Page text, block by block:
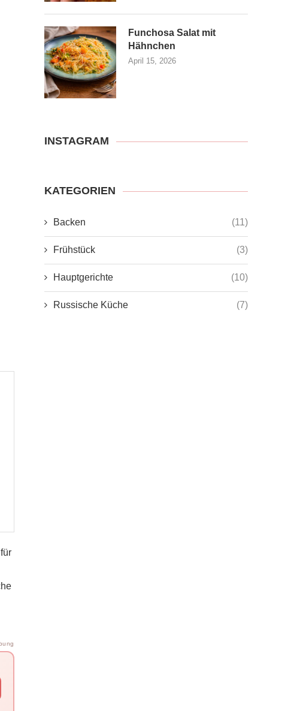
Funchosa Salat mit
Hähnchen
April 15, 2026
INSTAGRAM
KATEGORIEN
Backen (11)
Frühstück (3)
Hauptgerichte (10)
Russische Küche (7)